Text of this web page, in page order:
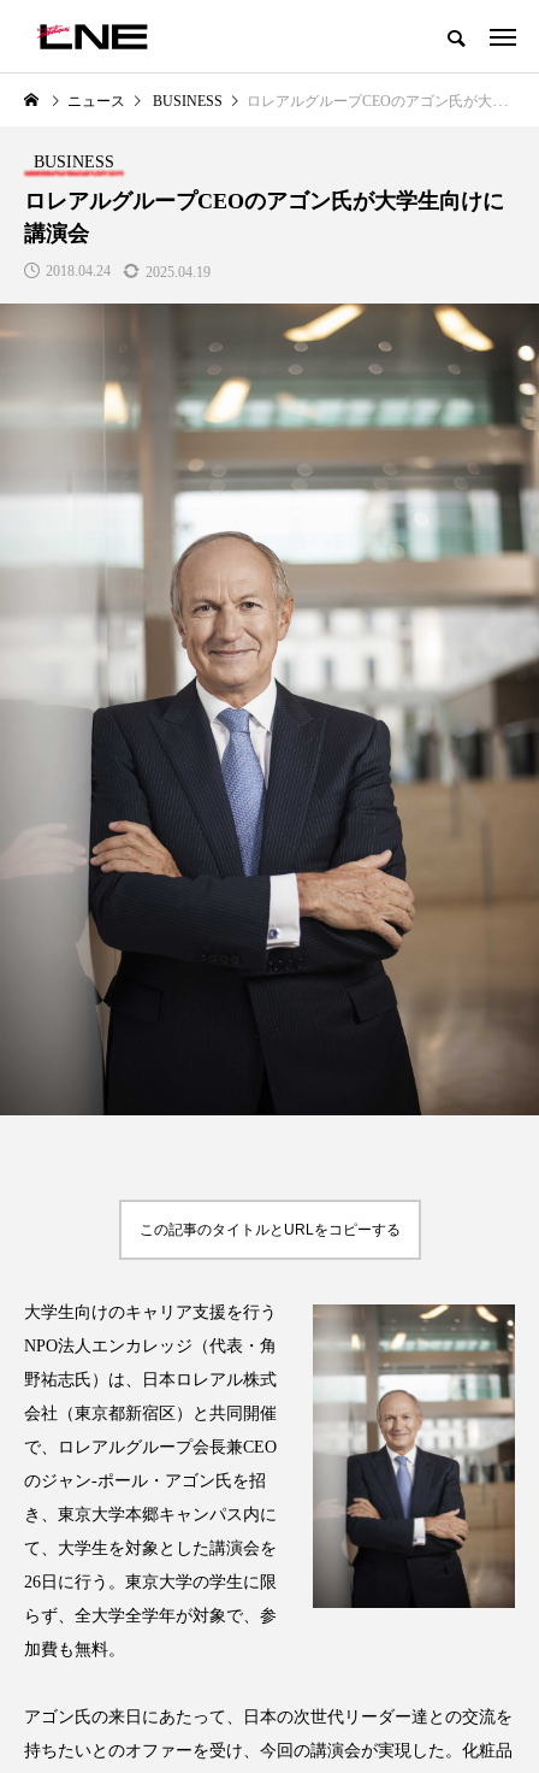
グローバルビューティ＆ヘルスケアビジネス誌
LIFESTYLE
SNSの「加工顔」と美容医療｜AI
BUSINESS
GWI調査から読み解く2030年の
都市型スパ――身近なウェルネ
の次世代モデル
2026.08.06
FEATURED 注目の企画
TAG LIST タグ一覧
B2B BeautyTech ChatGPT
Gemini SaaS SNS
TikTok アスタキサンチン
アスレジャーコスメ アロマ
エイジングケア
エクソソーム オーガニック オゾン
カウンセラー カウンセリング
カカイオイル ガジェット キーワード
クルエルティフリー クレンジング
クローズアップ ケーススタディ
ニュース BUSINESS ロレアルグループCEOのアゴン氏が大学生向けに講演会
BUSINESS
ロレアルグループCEOのアゴン氏が大学生向けに
講演会
2018.04.24 2025.04.19
この記事のタイトルとURLをコピーする
大学生向けのキャリア支援を行う
NPO法人エンカレッジ（代表・角
野祐志氏）は、日本ロレアル株式
会社（東京都新宿区）と共同開催
で、ロレアルグループ会長兼CEO
のジャン-ポール・アゴン氏を招
き、東京大学本郷キャンパス内に
て、大学生を対象とした講演会を
26日に行う。東京大学の学生に限
らず、全大学全学年が対象で、参
加費も無料。
アゴン氏の来日にあたって、日本の次世代リーダー達との交流を
持ちたいとのオファーを受け、今回の講演会が実現した。化粧品